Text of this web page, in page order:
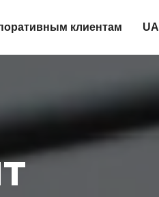
клиентам UA